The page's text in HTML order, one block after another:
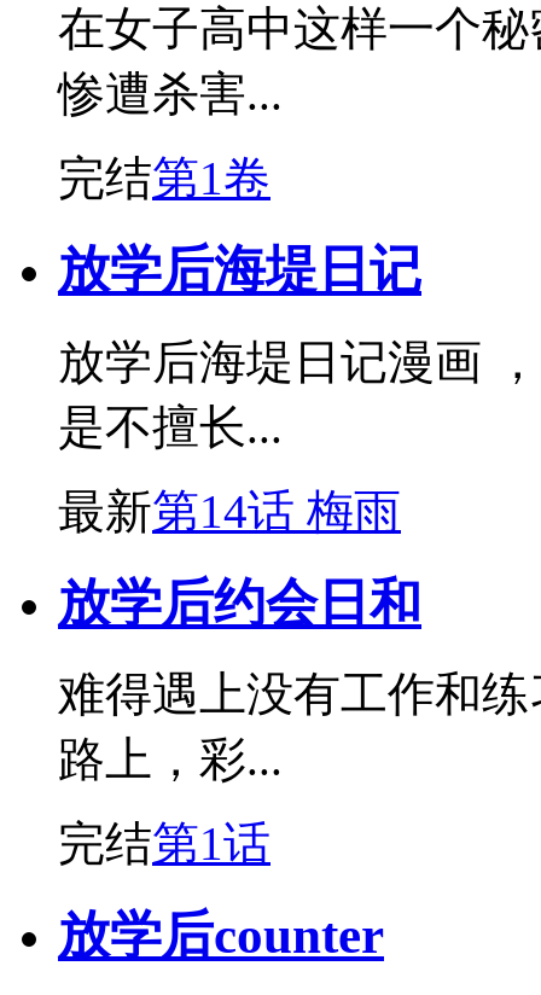
在女子高中这样一个
惨遭杀害...
完结第1卷
放学后海堤日记
放学后海堤日记漫画
是不擅长...
最新第14话 梅雨
放学后约会日和
难得遇上没有工作和
路上，彩...
完结第1话
放学后counter